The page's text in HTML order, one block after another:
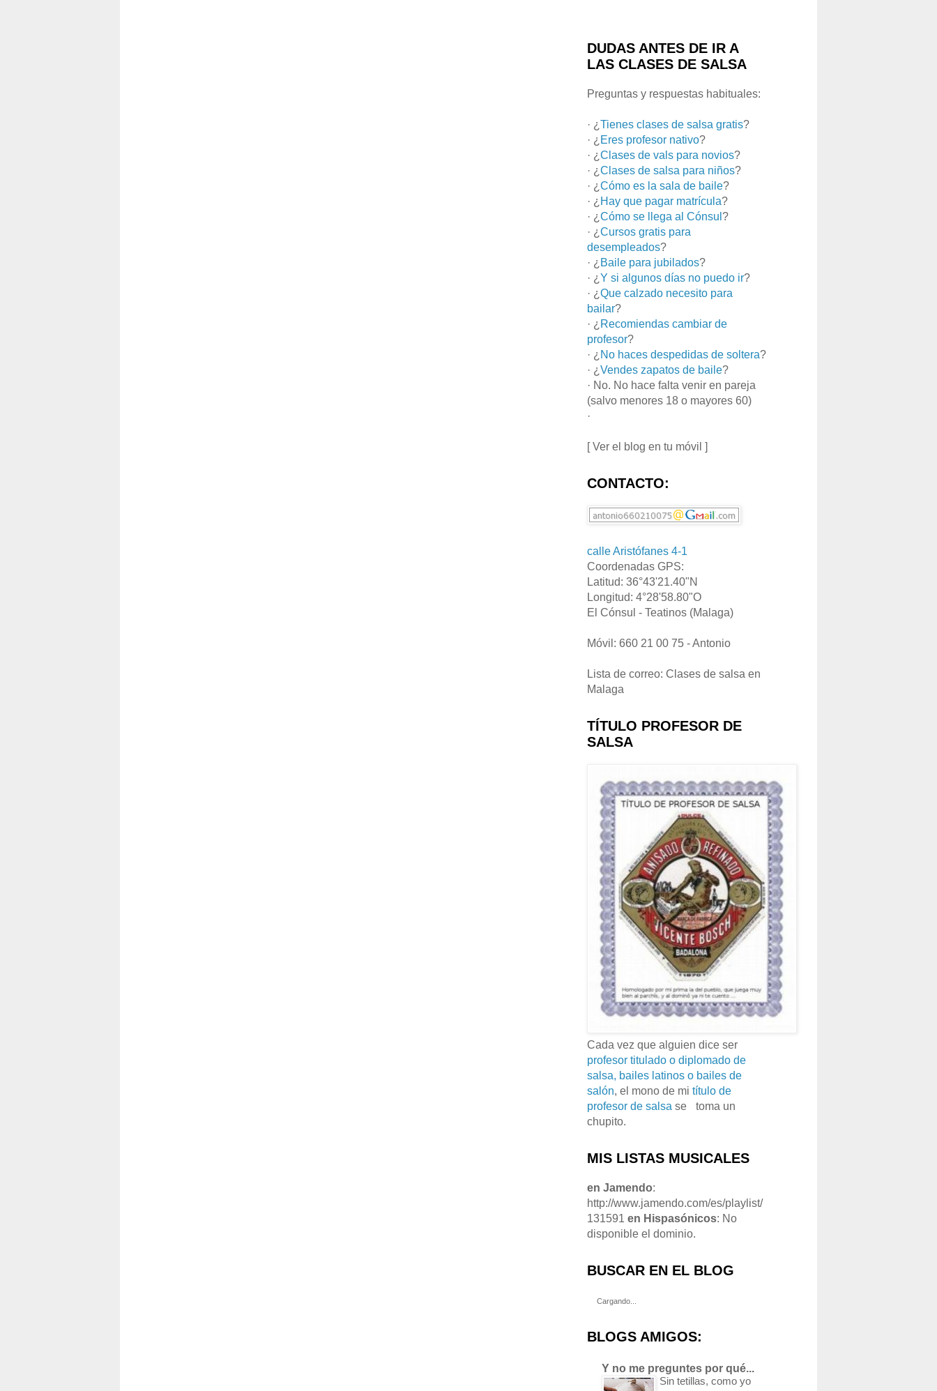
DUDAS ANTES DE IR A
LAS CLASES DE SALSA
Preguntas y respuestas habituales:
· ¿ Tienes clases de salsa gratis?
· ¿ Eres profesor nativo?
· ¿ Clases de vals para novios?
· ¿ Clases de salsa para niños?
· ¿ Cómo es la sala de baile?
· ¿ Hay que pagar matrícula?
· ¿ Cómo se llega al Cónsul ?
· ¿ Cursos gratis para
desempleados?
· ¿ Baile para jubilados?
· ¿ Y si algunos días no puedo ir?
· ¿ Que calzado necesito para
bailar?
· ¿ Recomiendas cambiar de
profesor?
· ¿ No haces despedidas de soltera?
· ¿ Vendes zapatos de baile?
· No. No hace falta venir en pareja
(salvo menores 18 o mayores 60)
·
[ Ver el blog en tu móvil ]
CONTACTO:
calle Aristófanes 4-1
Coordenadas GPS:
Latitud: 36°43'21.40"N
Longitud: 4°28'58.80"O
El Cónsul - Teatinos (Malaga)
Móvil: 660 21 00 75 - Antonio
Lista de correo: Clases de salsa en
Malaga
TÍTULO PROFESOR DE
SALSA
Cada vez que alguien dice ser
profesor titulado o diplomado de
salsa, bailes latinos o bailes de
salón, el mono de mi título de
profesor de salsa se
toma un
chupito.
MIS LISTAS MUSICALES
en Jamendo:
http://www.jamendo.com/es/playlist/
131591 en Hispasónicos: No
disponible el dominio.
BUSCAR EN EL BLOG
Cargando...
BLOGS AMIGOS:
Y no me preguntes por qué...
Sin tetillas, como yo